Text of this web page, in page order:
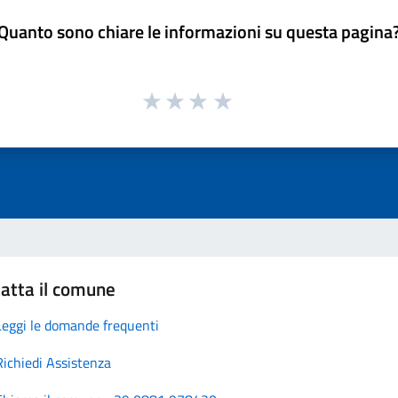
sono chiare le informazioni su questa
il comune
le domande frequenti
Assistenza